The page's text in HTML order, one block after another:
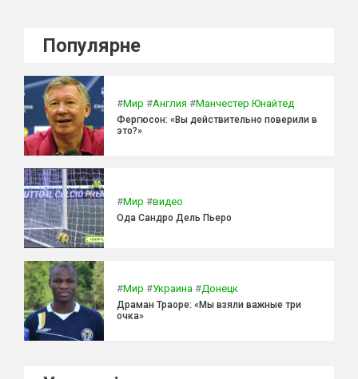
Популярне
#Мир #Англия #Манчестер Юнайтед
Фергюсон: «Вы действительно поверили в
это?»
#Мир #видео
Ода Сандро Дель Пьеро
#Мир #Украина #Донецк
Драман Траоре: «Мы взяли важные три
очка»